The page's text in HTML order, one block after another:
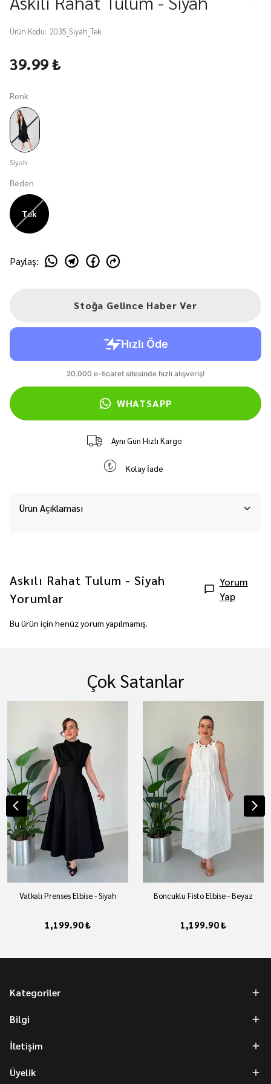
Ürün Kodu: 2035_Siyah_Tek
39.99 ₺
Renk
Siyah
Beden
Tek
Paylaş:
Stoğa Gelince Haber Ver
WHATSAPP
Aynı Gün Hızlı Kargo
Kolay İade
Ürün Açıklaması
Askılı Rahat Tulum - Siyah
Yorumlar
Yorum
Yap
Bu ürün için henüz yorum yapılmamış.
Çok Satanlar
Vatkalı Prenses Elbise - Siyah
1,199.90 ₺
Boncuklu Fisto Elbise - Beyaz
1,199.90 ₺
Kategoriler
Bilgi
İletişim
Üyelik